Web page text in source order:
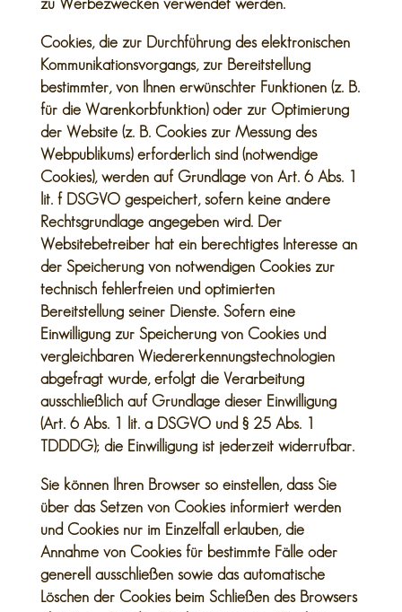
zu Werbezwecken verwendet werden.
Cookies, die zur Durchführung des elektronischen
Kommunikationsvorgangs, zur Bereitstellung
bestimmter, von Ihnen erwünschter Funktionen (z. B.
für die Warenkorbfunktion) oder zur Optimierung
der Website (z. B. Cookies zur Messung des
Webpublikums) erforderlich sind (notwendige
Cookies), werden auf Grundlage von Art. 6 Abs. 1
lit. f DSGVO gespeichert, sofern keine andere
Rechtsgrundlage angegeben wird. Der
Websitebetreiber hat ein berechtigtes Interesse an
der Speicherung von notwendigen Cookies zur
technisch fehlerfreien und optimierten
Bereitstellung seiner Dienste. Sofern eine
Einwilligung zur Speicherung von Cookies und
vergleichbaren Wiedererkennungstechnologien
abgefragt wurde, erfolgt die Verarbeitung
ausschließlich auf Grundlage dieser Einwilligung
(Art. 6 Abs. 1 lit. a DSGVO und § 25 Abs. 1
TDDDG); die Einwilligung ist jederzeit widerrufbar.
Sie können Ihren Browser so einstellen, dass Sie
über das Setzen von Cookies informiert werden
und Cookies nur im Einzelfall erlauben, die
Annahme von Cookies für bestimmte Fälle oder
generell ausschließen sowie das automatische
Löschen der Cookies beim Schließen des Browsers